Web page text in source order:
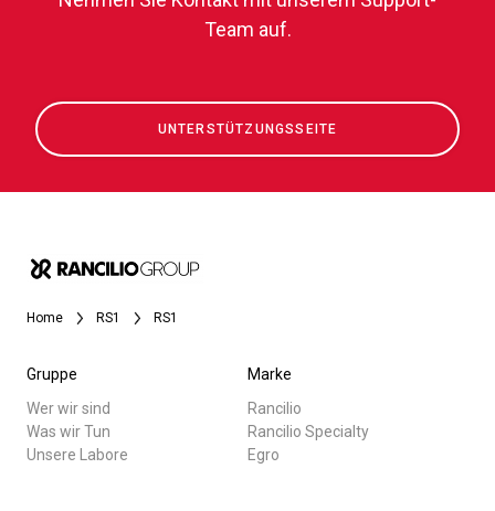
Team auf.
UNTERSTÜTZUNGSSEITE
Home RS1 RS1
Gruppe
Wer wir sind
Was wir Tun
Unsere Labore
Marke
Rancilio
Rancilio Specialty
Egro